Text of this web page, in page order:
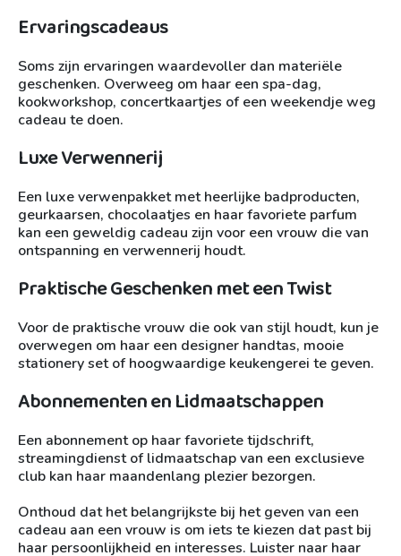
Ervaringscadeaus
Soms zijn ervaringen waardevoller dan materiële
geschenken. Overweeg om haar een spa-dag,
kookworkshop, concertkaartjes of een weekendje weg
cadeau te doen.
Luxe Verwennerij
Een luxe verwenpakket met heerlijke badproducten,
geurkaarsen, chocolaatjes en haar favoriete parfum
kan een geweldig cadeau zijn voor een vrouw die van
ontspanning en verwennerij houdt.
Praktische Geschenken met een Twist
Voor de praktische vrouw die ook van stijl houdt, kun je
overwegen om haar een designer handtas, mooie
stationery set of hoogwaardige keukengerei te geven.
Abonnementen en Lidmaatschappen
Een abonnement op haar favoriete tijdschrift,
streamingdienst of lidmaatschap van een exclusieve
club kan haar maandenlang plezier bezorgen.
Onthoud dat het belangrijkste bij het geven van een
cadeau aan een vrouw is om iets te kiezen dat past bij
haar persoonlijkheid en interesses. Luister naar haar